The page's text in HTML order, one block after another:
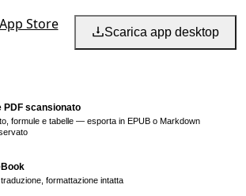
Store Scarica app desktop
PDF scansionato
formule e tabelle — esporta in EPUB o Markdown
formattazione intatta